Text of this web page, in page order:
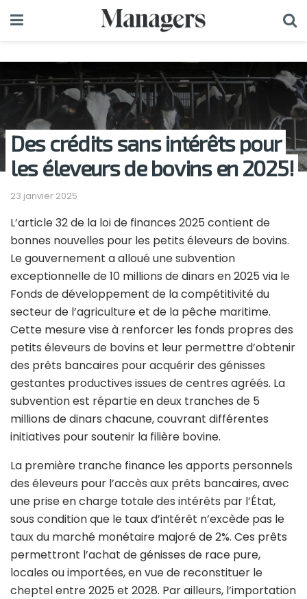
Des crédits sans intérêts pour
les éleveurs de bovins en 2025!
23 janvier 2025
L’article 32 de la loi de finances 2025 contient de
bonnes nouvelles pour les petits éleveurs de bovins.
Le gouvernement a alloué une subvention
exceptionnelle de 10 millions de dinars en 2025 via le
Fonds de développement de la compétitivité du
secteur de l’agriculture et de la pêche maritime.
Cette mesure vise à renforcer les fonds propres des
petits éleveurs de bovins et leur permettre d’obtenir
des prêts bancaires pour acquérir des génisses
gestantes productives issues de centres agréés. La
subvention est répartie en deux tranches de 5
millions de dinars chacune, couvrant différentes
initiatives pour soutenir la filière bovine.
La première tranche finance les apports personnels
des éleveurs pour l’accès aux prêts bancaires, avec
une prise en charge totale des intérêts par l’État,
sous condition que le taux d’intérêt n’excède pas le
taux du marché monétaire majoré de 2%. Ces prêts
permettront l’achat de génisses de race pure,
locales ou importées, en vue de reconstituer le
cheptel entre 2025 et 2028. Par ailleurs, l’importation